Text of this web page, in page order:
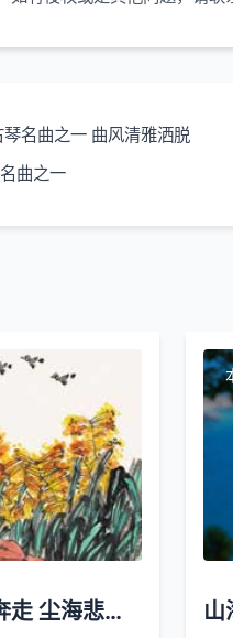
琴名曲之一 曲风清雅洒脱
曲之一
人间行途赋五首：少年山野 江湖奔走 尘海悲欢 观世悟心 暮岁安闲